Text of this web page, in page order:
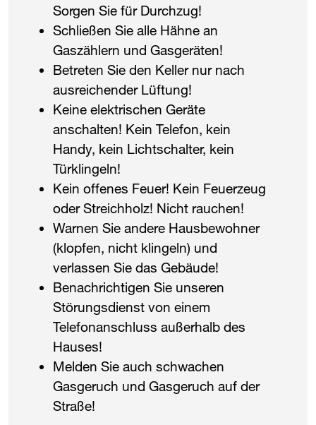
Sorgen Sie für Durchzug!
Schließen Sie alle Hähne an
Gaszählern und Gasgeräten!
Betreten Sie den Keller nur nach
ausreichender Lüftung!
Keine elektrischen Geräte
anschalten! Kein Telefon, kein
Handy, kein Lichtschalter, kein
Türklingeln!
Kein offenes Feuer! Kein Feuerzeug
oder Streichholz! Nicht rauchen!
Warnen Sie andere Hausbewohner
(klopfen, nicht klingeln) und
verlassen Sie das Gebäude!
Benachrichtigen Sie unseren
Störungsdienst von einem
Telefonanschluss außerhalb des
Hauses!
Melden Sie auch schwachen
Gasgeruch und Gasgeruch auf der
Straße!